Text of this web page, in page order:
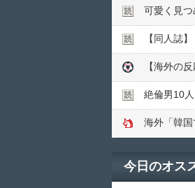
可愛く見
【同人誌
絶倫男10
海外「韓国
今日のオス